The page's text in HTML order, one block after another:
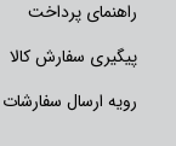
راهنمای پرداخت
پیگیری سفارش کالا
رویه ارسال سفارشات